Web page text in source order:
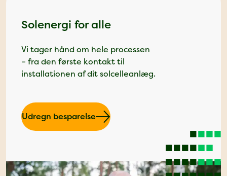
Solenergi for alle
Vi tager hånd om hele processen
– fra den første kontakt til
installationen af dit solcelleanlæg.
Udregn besparelse